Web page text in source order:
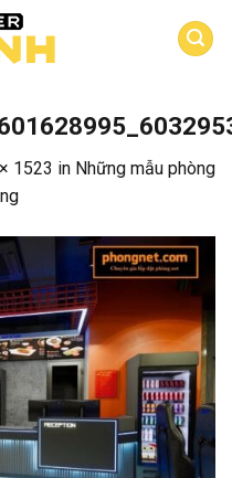
1523 in Những mẫu phòng